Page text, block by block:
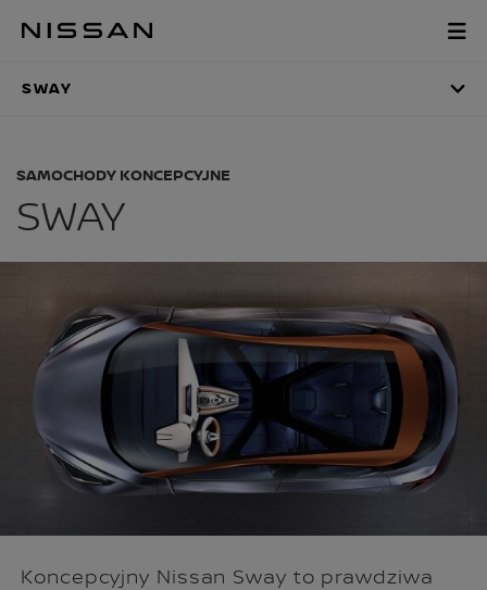
aby
głównych
SWAY
SWAY
SAMOCHODY KONCEPCYJNE
SWAY
Koncepcyjny Nissan Sway to prawdziwa